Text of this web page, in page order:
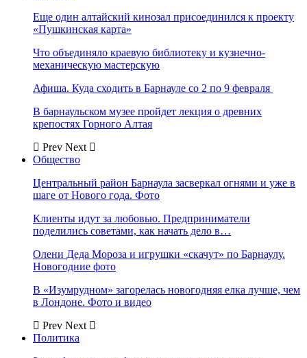
Еще один алтайский кинозал присоединился к проекту
«Пушкинская карта»
Что объединяло краевую библиотеку и кузнечно-
механическую мастерскую
Афиша. Куда сходить в Барнауле со 2 по 9 февраля
В барнаульском музее пройдет лекция о древних
крепостях Горного Алтая
Prev Next
Общество
Центральный район Барнаула засверкал огнями и уже в
шаге от Нового года. Фото
Клиенты идут за любовью. Предприниматели
поделились советами, как начать дело в…
Олени Деда Мороза и игрушки «скачут» по Барнаулу.
Новогодние фото
В «Изумрудном» загорелась новогодняя елка лучше, чем
в Лондоне. Фото и видео
Prev Next
Политика